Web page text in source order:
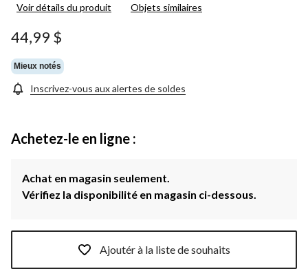
Voir détails du produit Objets similaires
44,99 $
Mieux notés
Inscrivez-vous aux alertes de soldes
Achetez-le en ligne :
Achat en magasin seulement.
Vérifiez la disponibilité en magasin ci-dessous.
Ajoutér à la liste de souhaits